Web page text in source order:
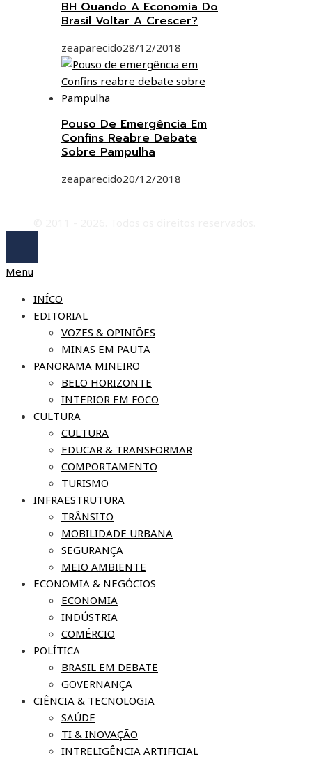
BH Quando A Economia Do
Brasil Voltar A Crescer?
zeaparecido28/12/2018
Pouso De Emergência Em
Confins Reabre Debate
Sobre Pampulha
zeaparecido20/12/2018
Menu
INÍCO
EDITORIAL
VOZES & OPINIÕES
MINAS EM PAUTA
PANORAMA MINEIRO
BELO HORIZONTE
INTERIOR EM FOCO
CULTURA
CULTURA
EDUCAR & TRANSFORMAR
COMPORTAMENTO
TURISMO
INFRAESTRUTURA
TRÂNSITO
MOBILIDADE URBANA
SEGURANÇA
MEIO AMBIENTE
ECONOMIA & NEGÓCIOS
ECONOMIA
INDÚSTRIA
COMÉRCIO
POLÍTICA
BRASIL EM DEBATE
GOVERNANÇA
CIÊNCIA & TECNOLOGIA
SAÚDE
TI & INOVAÇÃO
INTRELIGÊNCIA ARTIFICIAL